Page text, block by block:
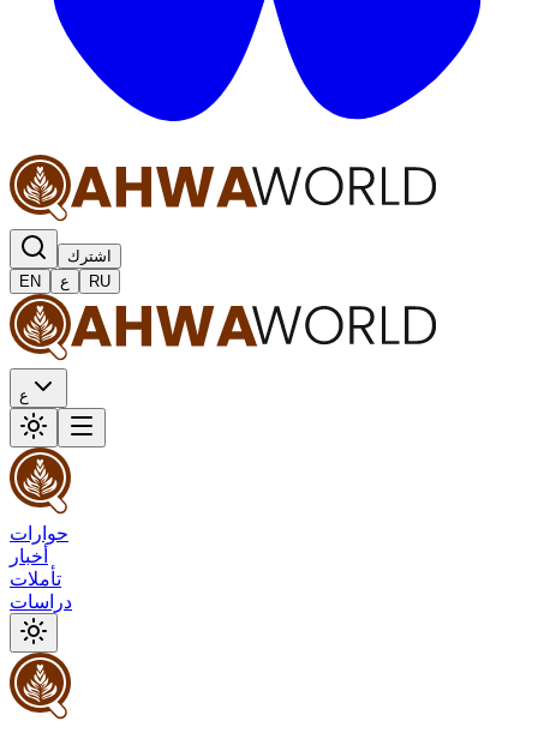
اشترك
EN
ع RU
ع
حوارات
أخبار
تأملات
دراسات